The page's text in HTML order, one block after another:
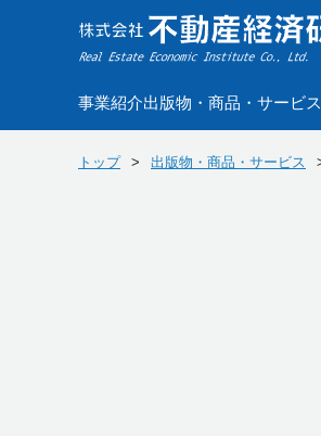
事業紹介出版物・商品・サービス
トップ 出版物・商品・サービス